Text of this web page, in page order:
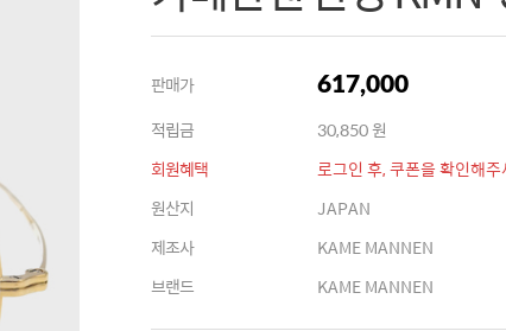
판매가 617,000
적립금
30,850 원
회원혜택
로그인 후, 쿠폰을 확인해
원산지
JAPAN
제조사
KAME MANNEN
브랜드
KAME MANNEN